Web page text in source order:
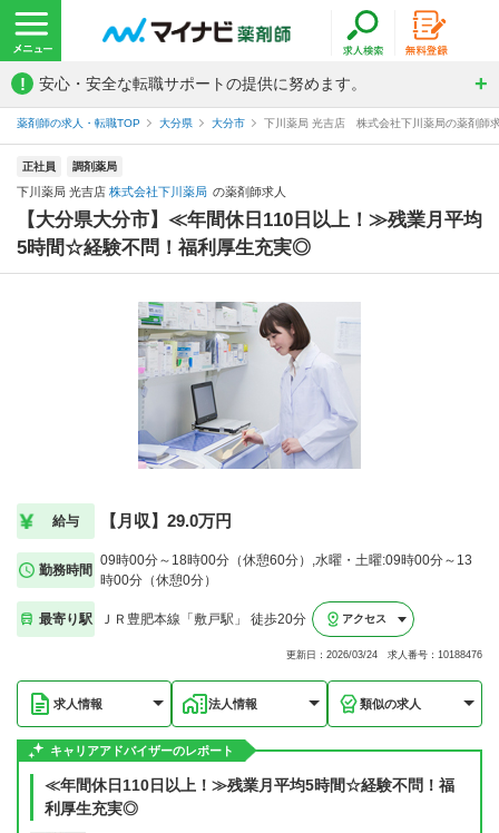
! 安心・安全な転職サポートの提供に努めます。
薬剤師の求人・転職TOP 大分県 大分市 下川薬局 光吉店 株式会社下川薬局の薬剤師
正社員 調剤薬局
下川薬局 光吉店 株式会社下川薬局 の薬剤師求人
【大分県大分市】≪年間休日110日以上！≫残業月平均
5時間☆経験不問！福利厚生充実◎
給与 【月収】29.0万円
勤務時間
09時00分～18時00分（休憩60分）,水曜・土曜:09時00分～13
時00分（休憩0分）
最寄り駅 ＪＲ豊肥本線「敷戸駅」 徒歩20分 アクセス
更新日：2026/03/24 求人番号：10188476
求人情報 法人情報 類似の求人
キャリアアドバイザーのレポート
≪年間休日110日以上！≫残業月平均5時間☆経験不問！福
利厚生充実◎